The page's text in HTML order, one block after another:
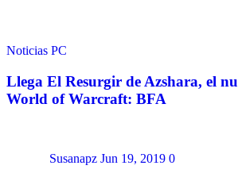
Noticias PC
Llega El Resurgir de Azshara, el
World of Warcraft: BFA
Susanapz Jun 19, 2019 0